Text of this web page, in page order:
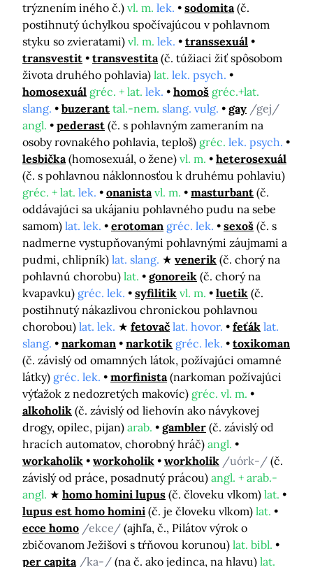
trýznením iného č.) vl. m. lek. sodomita (č.
postihnutý úchylkou spočívajúcou v pohlavnom
styku so zvieratami) vl. m. lek.
transsexuál
transvestit
transvestita (č. túžiaci žiť spôsobom
života druhého pohlavia) lat. lek. psych.
homosexuál gréc. + lat. lek. homoš gréc.+lat.
slang.
buzerant tal.-nem. slang. vulg. gay /gej/
angl.
pederast (č. s pohlavným zameraním na
osoby rovnakého pohlavia, teploš) gréc. lek. psych.
lesbička (homosexuál, o žene) vl. m.
heterosexuál
(č. s pohlavnou náklonnosťou k druhému pohlaviu)
gréc. + lat. lek. onanista vl. m. masturbant (č.
oddávajúci sa ukájaniu pohlavného pudu na sebe
samom) lat. lek. erotoman gréc. lek. sexoš (č. s
nadmerne vystupňovanými pohlavnými záujmami a
pudmi, chlipník) lat. slang. venerik (č. chorý na
pohlavnú chorobu) lat. gonoreik (č. chorý na
kvapavku) gréc. lek. syfilitik vl. m. luetik (č.
postihnutý nákazlivou chronickou pohlavnou
chorobou) lat. lek. fetovač lat. hovor. feťák lat.
slang.
narkoman narkotik gréc. lek.
toxikoman
(č. závislý od omamných látok, požívajúci omamné
látky) gréc. lek. morfinista (narkoman požívajúci
výťažok z nedozretých makovíc) gréc. vl. m.
alkoholik (č. závislý od liehovín ako návykovej
drogy, opilec, pijan) arab. gambler (č. závislý od
hracích automatov, chorobný hráč) angl.
workaholik
workoholik workholik /uórk-/ (č.
závislý od práce, posadnutý prácou) angl. + arab.-
angl.
homo homini lupus (č. človeku vlkom) lat.
lupus est homo homini (č. je človeku vlkom) lat.
ecce homo /ekce/ (ajhľa, č., Pilátov výrok o
zbičovanom Ježišovi s tŕňovou korunou) lat. bibl.
per capita /ka-/ (na č. ako jedinca, na hlavu) lat.